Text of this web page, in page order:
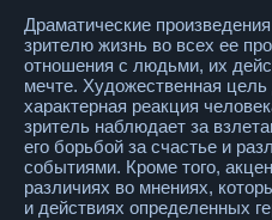
Драматические
зрителю жизнь во всех ее
отношения с людьми, их
мечте. Художественная
характерная реакция
зритель наблюдает за
его борьбой за счастье и
событиями. Кроме того,
различиях во мнениях,
и действиях определенных